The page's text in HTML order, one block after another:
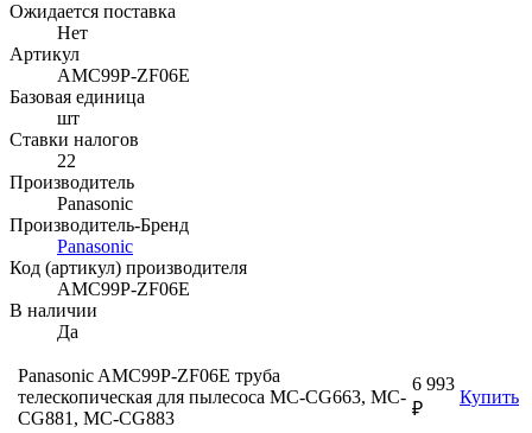
Ожидается поставка
Нет
Артикул
AMC99P-ZF06E
Базовая единица
шт
Ставки налогов
22
Производитель
Panasonic
Производитель-Бренд
Panasonic
Код (артикул) производителя
AMC99P-ZF06E
В наличии
Да
Panasonic AMC99P-ZF06E труба
телескопическая для пылесоса MC-CG663, MC-
CG881, MC-CG883
6 993
₽
Купить